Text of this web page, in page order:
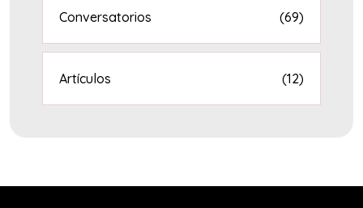
Conversatorios (69)
Artículos (12)